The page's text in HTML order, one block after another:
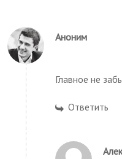
Аноним
Главное не
Ответить